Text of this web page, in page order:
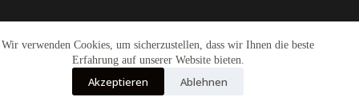
Wir verwenden Cookies, um sicherzustellen, dass wir Ihnen die beste
Erfahrung auf unserer Website bieten.
Akzeptieren Ablehnen
Enia Kollektionen im Überblick
CasaNova Vinylboden
Warum sich der Weg zu Fashion-WohnTrend.de lohnt
COREtec® Tytan – Der Designboden